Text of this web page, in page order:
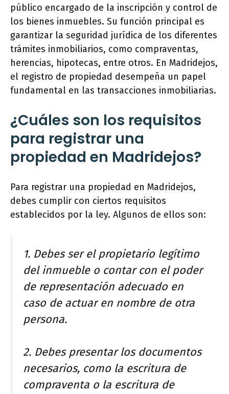
público encargado de la inscripción y control de
los bienes inmuebles. Su función principal es
garantizar la seguridad jurídica de los diferentes
trámites inmobiliarios, como compraventas,
herencias, hipotecas, entre otros. En Madridejos,
el registro de propiedad desempeña un papel
fundamental en las transacciones inmobiliarias.
¿Cuáles son los requisitos
para registrar una
propiedad en Madridejos?
Para registrar una propiedad en Madridejos,
debes cumplir con ciertos requisitos
establecidos por la ley. Algunos de ellos son:
1. Debes ser el propietario legítimo
del inmueble o contar con el poder
de representación adecuado en
caso de actuar en nombre de otra
persona.
2. Debes presentar los documentos
necesarios, como la escritura de
compraventa o la escritura de